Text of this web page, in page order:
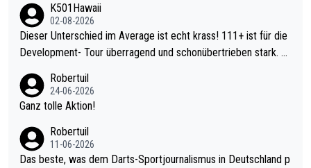
K501Hawaii
02-08-2026
Dieser Unterschied im Average ist echt krass! 111+ ist für die
Development- Tour überragend und schonübertrieben stark. U
mal 40+ erst recht. Da gewinnst keinen Blumentopf - ist ja noc
h krasser wie ein Pokalspiel eines Kreisligisten vs einem Bund
Robertuil
24-06-2026
Ganz tolle Aktion!
Robertuil
11-06-2026
Das beste, was dem Darts-Sportjournalismus in Deutschland p